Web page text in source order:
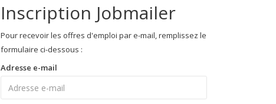
Inscription Jobmailer
Pour recevoir les offres d'emploi par e-mail, remplissez le
formulaire ci-dessous :
Adresse e-mail